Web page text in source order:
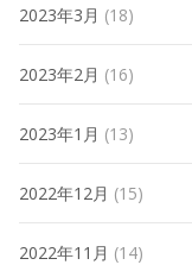
2023年3月 (18)
2023年2月 (16)
2023年1月 (13)
2022年12月 (15)
2022年11月 (14)